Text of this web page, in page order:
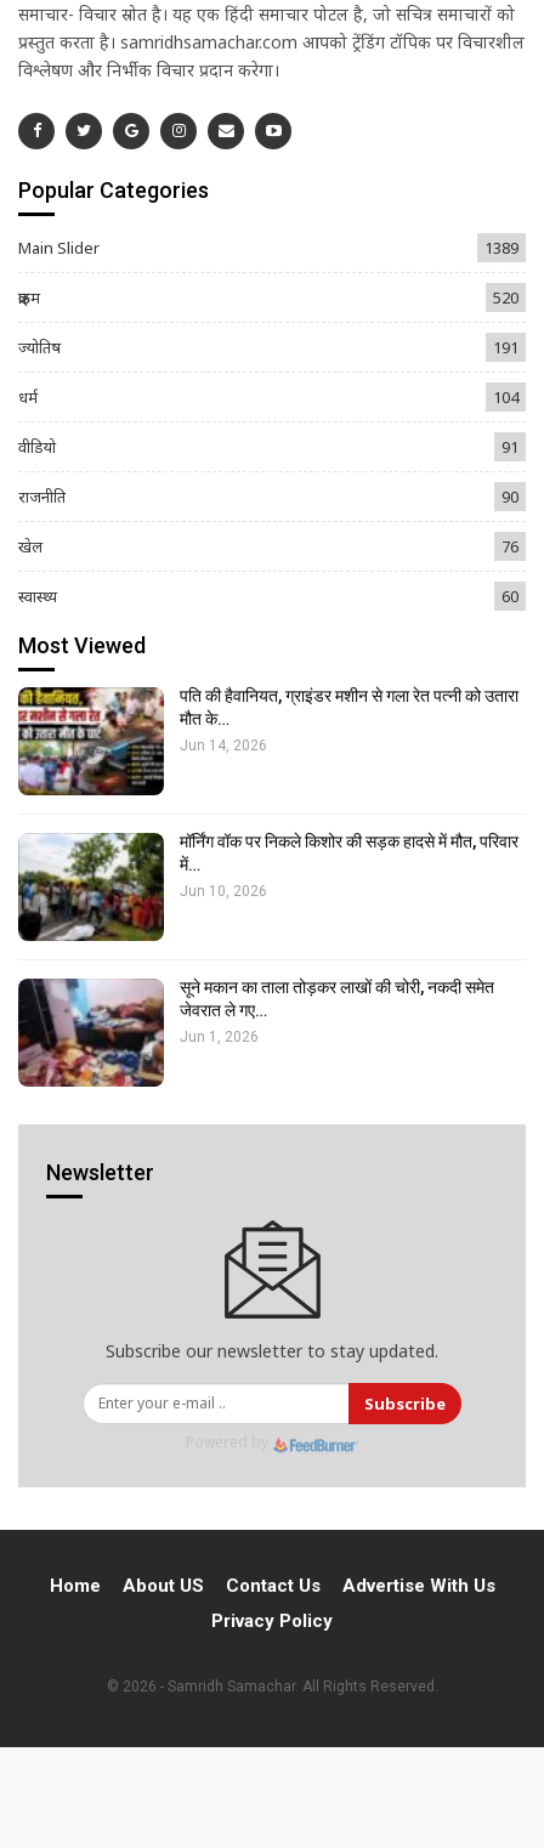
समाचार- विचार स्रोत है। यह एक हिंदी समाचार पोर्टल है, जो सचित्र समाचारों को
प्रस्तुत करता है। samridhsamachar.com आपको ट्रेंडिंग टॉपिक पर विचारशील
विश्लेषण और निर्भीक विचार प्रदान करेगा।
Popular Categories
Main Slider 1389
क्राइम 520
ज्योतिष 191
धर्म 104
वीडियो 91
राजनीति 90
खेल 76
स्वास्थ्य 60
Most Viewed
पति की हैवानियत, ग्राइंडर मशीन से गला रेत पत्नी को उतारा
मौत के…
Jun 14, 2026
मॉर्निंग वॉक पर निकले किशोर की सड़क हादसे में मौत, परिवार
में…
Jun 10, 2026
सूने मकान का ताला तोड़कर लाखों की चोरी, नकदी समेत
जेवरात ले गए…
Jun 1, 2026
Newsletter
Subscribe our newsletter to stay updated.
Subscribe
Home About US Contact Us
Advertise With Us
Privacy Policy
© 2026 - Samridh Samachar. All Rights Reserved.